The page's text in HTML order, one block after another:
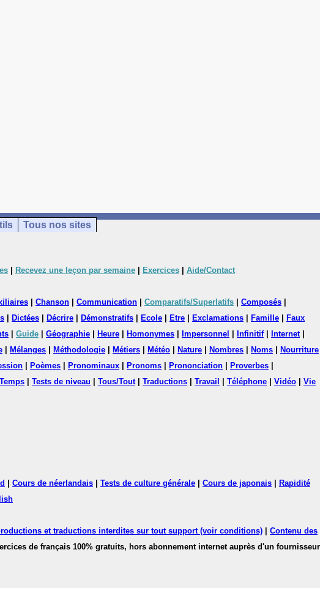
Tous nos sites
Recevez une leçon par semaine Exercices Aide/Contact
Chanson Communication Comparatifs/Superlatifs Composés
Dictées Décrire Démonstratifs Ecole Etre Exclamations Famille
Faux
Guide Géographie Heure Homonymes Impersonnel Infinitif| Internet|
Mélanges Méthodologie Métiers Météo Nature Nombres Noms
Nourriture
Poèmes Pronominaux Pronoms Prononciation Proverbes
Temps Tests de niveau Tous/Tout| Traductions Travail Téléphone Vidéo
Vie
Cours de néerlandais Tests de culture générale Cours de japonais
Rapidité
et traductions interdites sur tout support (voir conditions)
Contenu des
de français 100% gratuits, hors abonnement internet auprès d'un fournisseur